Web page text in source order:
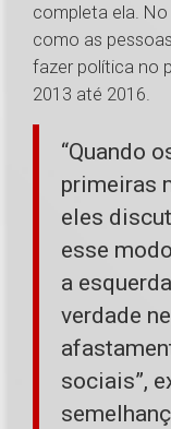
completa ela.
como as
fazer política no
2013 até 2016.
“Quando
primeiras
eles
esse
a
verdade
sociais”,